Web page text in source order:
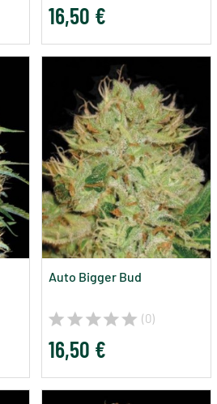
16,50 €
Auto Bigger Bud
(0)
16,50 €